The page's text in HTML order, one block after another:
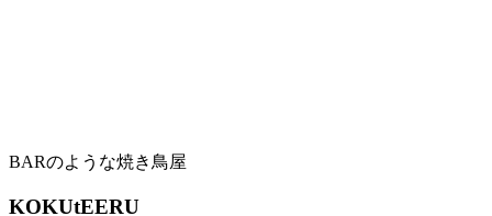
BARのような焼き鳥屋
KOKUtEERU